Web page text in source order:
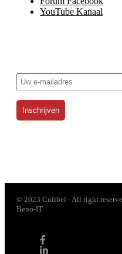
YouTube Kanaal
© 2023 Culibel - All right
Beno-IT